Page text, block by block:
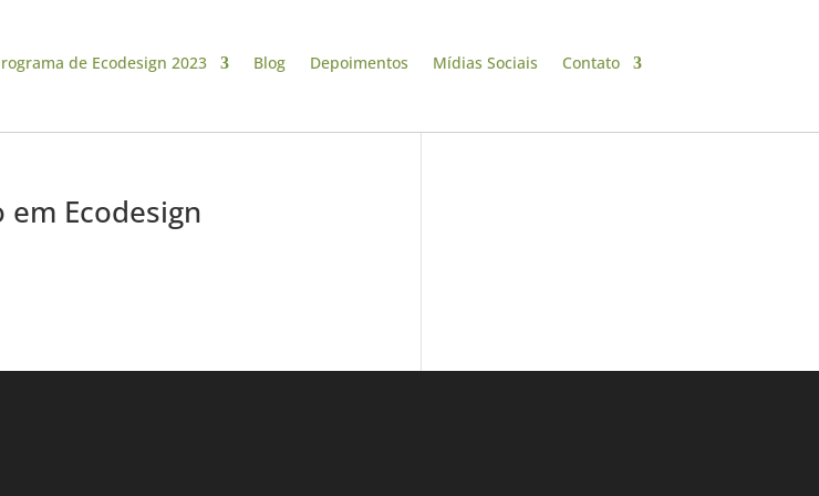
de Ecodesign 2023 Blog Depoimentos Mídias Sociais Contato
Ecodesign